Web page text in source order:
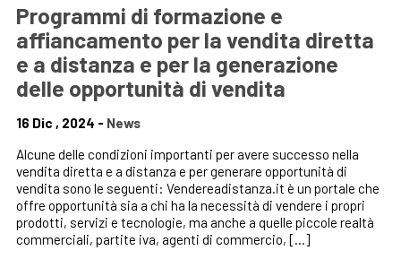
Programmi di formazione e
affiancamento per la vendita diretta
e a distanza e per la generazione
delle opportunità di vendita
16 Dic , 2024 - News
Alcune delle condizioni importanti per avere successo nella
vendita diretta e a distanza e per generare opportunità di
vendita sono le seguenti: Vendereadistanza.it è un portale che
offre opportunità sia a chi ha la necessità di vendere i propri
prodotti, servizi e tecnologie, ma anche a quelle piccole realtà
commerciali, partite iva, agenti di commercio, […]